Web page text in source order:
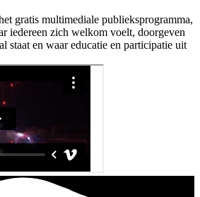
gratis multimediale publieksprogramma,
iedereen zich welkom voelt, doorgeven
staat en waar educatie en participatie uit